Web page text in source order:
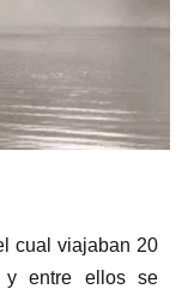
cual viajaban 20
y entre ellos se